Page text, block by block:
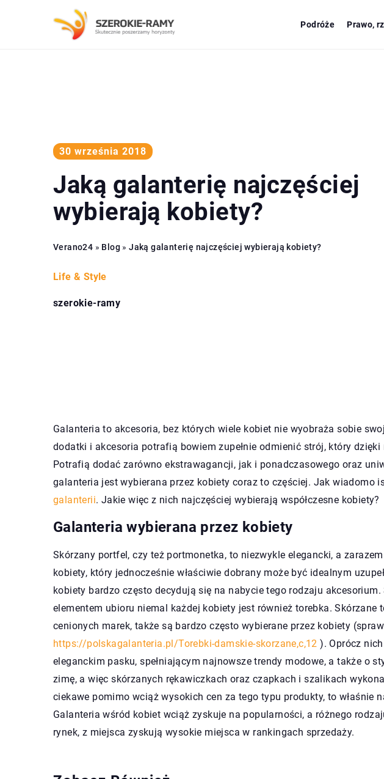
Podróże Prawo,
30 września 2018
Jaką galanterię najczęściej
wybierają kobiety?
Verano24 » Blog »Jaką galanterię najczęściej wybierają kobiety?
Life & Style
szerokie-ramy
Galanteria to akcesoria, bez których wiele kobiet nie wyobraża sobie
dodatki i akcesoria potrafią bowiem zupełnie odmienić strój, który
Potrafią dodać zarówno ekstrawagancji, jak i ponadczasowego oraz
galanteria jest wybierana przez kobiety coraz to częściej. Jak wiadomo
galanterii. Jakie więc z nich najczęściej wybierają współczesne kobiety?
Galanteria wybierana przez kobiety
Skórzany portfel, czy też portmonetka, to niezwykle elegancki, a
kobiety, który jednocześnie właściwie dobrany może być idealnym
kobiety bardzo często decydują się na nabycie tego rodzaju akcesorium.
elementem ubioru niemal każdej kobiety jest również torebka. Skórzane
cenionych marek, także są bardzo często wybierane przez kobiety
https://polskagalanteria.pl/Torebki-damskie-skorzane,c,12 ). Oprócz
eleganckim pasku, spełniającym najnowsze trendy modowe, a także o
zimę, a więc skórzanych rękawiczkach oraz czapkach i szalikach
ciekawe pomimo wciąż wysokich cen za tego typu produkty, to właśnie
Galanteria wśród kobiet wciąż zyskuje na popularności, a różnego
rynek, z miejsca zyskują wysokie miejsca w rankingach sprzedaży.